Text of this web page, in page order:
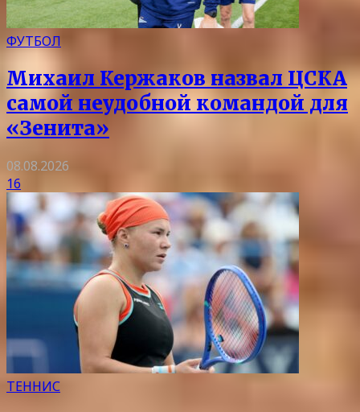
ФУТБОЛ
Михаил Кержаков назвал ЦСКА
самой неудобной командой для
«Зенита»
08.08.2026
16
ТЕННИС